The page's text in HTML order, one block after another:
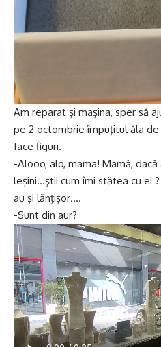
Am reparat şi maşina, sper să
pe 2 octombrie împuţitul ăla
face figuri.
-Alooo, alo, mama! Mamă,
leşini…ştii cum îmi stătea cu ei
au şi lănţişor….
-Sunt din aur?